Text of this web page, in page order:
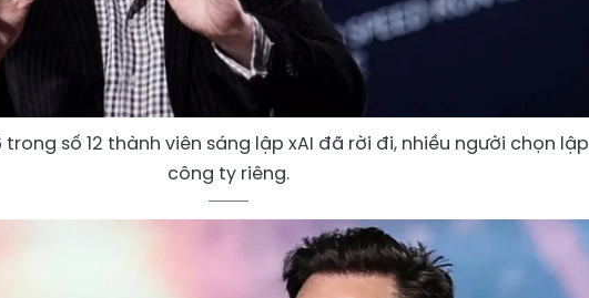
trong số 12 thành viên sáng lập xAI đã rời đi, nhiều người chọn lập
công ty riêng.